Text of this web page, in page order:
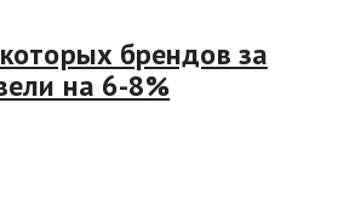
брендов за
на 6-8%